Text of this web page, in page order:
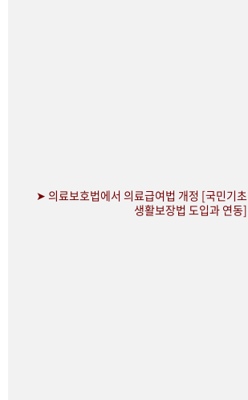
➤ 의료보호법에서 의료급여법 개정 [국민기초
생활보장법 도입과 연동]